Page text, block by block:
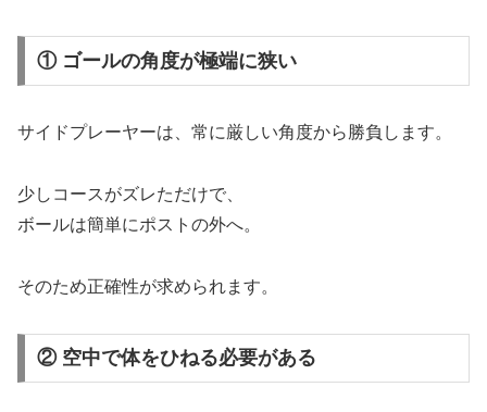
① ゴールの角度が極端に狭い
サイドプレーヤーは、常に厳しい角度から勝負します。
少しコースがズレただけで、
ボールは簡単にポストの外へ。
そのため正確性が求められます。
② 空中で体をひねる必要がある